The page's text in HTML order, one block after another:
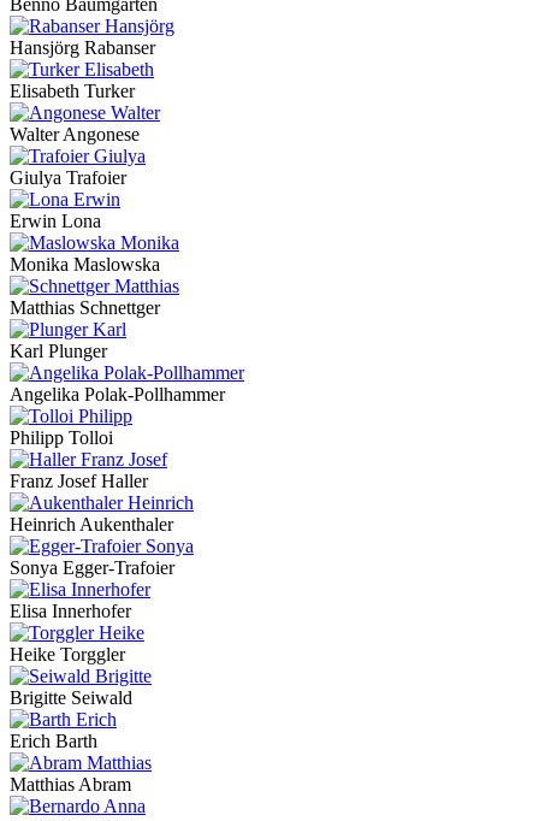
Hansjörg Rabanser
Elisabeth Turker
Walter Angonese
Giulya Trafoier
Erwin Lona
Monika Maslowska
Matthias Schnettger
Karl Plunger
Angelika Polak-Pollhammer
Philipp Tolloi
Franz Josef Haller
Heinrich Aukenthaler
Sonya Egger-Trafoier
Elisa Innerhofer
Heike Torggler
Brigitte Seiwald
Erich Barth
Matthias Abram